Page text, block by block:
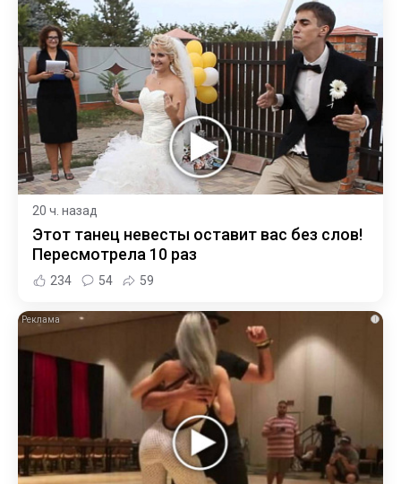
20 ч. назад
Этот танец невесты оставит вас без слов!
Пересмотрела 10 раз
234 54 59
i